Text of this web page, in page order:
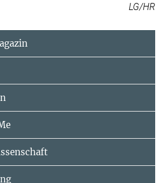
LG/HR